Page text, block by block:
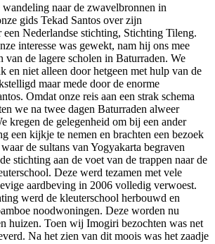
naar de zwavelbronnen in
gids Tekad Santos over zijn
Nederlandse stichting, Stichting Tileng.
interesse was gewekt, nam hij ons mee
van de lagere scholen in Baturraden. We
en niet alleen door hetgeen met hulp van de
maar mede door de enorme
Omdat onze reis aan een strak schema
we na twee dagen Baturraden alweer
kregen de gelegenheid om bij een ander
een kijkje te nemen en brachten een bezoek
de sultans van Yogyakarta begraven
stichting aan de voet van de trappen naar de
Deze werd tezamen met vele
aardbeving in 2006 volledig verwoest.
werd de kleuterschool herbouwd en
noodwoningen. Deze worden nu
huizen. Toen wij Imogiri bezochten was net
Na het zien van dit moois was het zaadje